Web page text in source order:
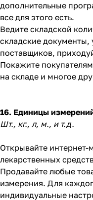
дополнительные
все для этого есть.
Ведите складской
складские документы,
поставщиков,
Покажите
на складе и многое
16. Единицы
Шт., кг., л, м., и т.д.
Открывайте интернет-
лекарственных
Продавайте любые
измерения. Для
индивидуальные